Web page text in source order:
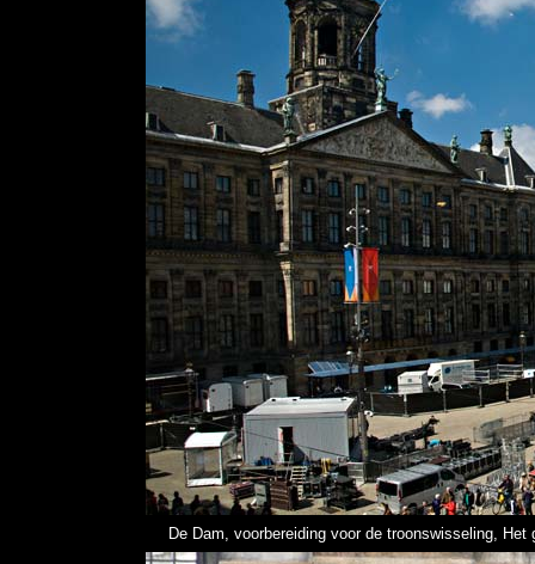
De Dam, voorbereiding voor de troonswisseling,